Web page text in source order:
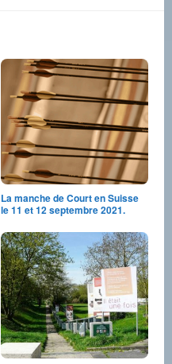
La manche de Court en Suisse
le 11 et 12 septembre 2021.